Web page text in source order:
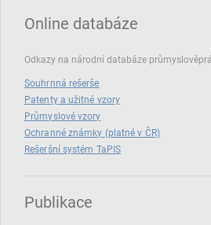
Online databáze
Odkazy na národní databáze
Souhrnná rešerše
Patenty a užitné vzory
Průmyslové vzory
Ochranné známky (platné v ČR)
Rešeršní systém TaPIS
Publikace